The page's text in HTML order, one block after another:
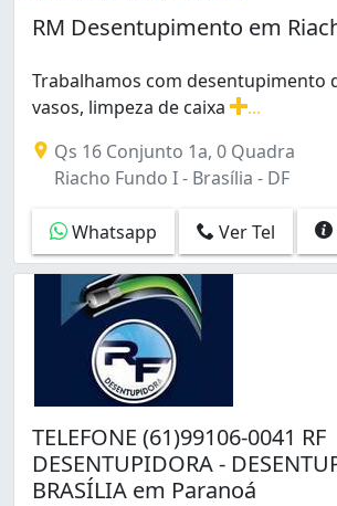
RM Desentupimento em
Trabalhamos com desentupimento
vasos, limpeza de caixa
Qs 16 Conjunto 1a, 0 Quadra
Riacho Fundo I - Brasília - DF
Whatsapp Ver Tel
TELEFONE (61)99106-0041 RF
DESENTUPIDORA -
BRASÍLIA em Paranoá